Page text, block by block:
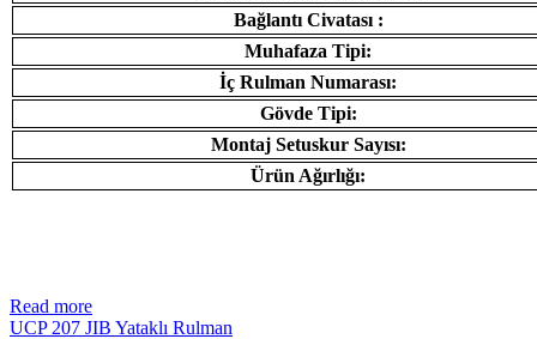
Bağlantı Civatası :
Muhafaza Tipi:
İç Rulman Numarası:
Gövde Tipi:
Montaj Setuskur Sayısı:
Ürün Ağırlığı:
Read more
UCP 207 JIB Yataklı Rulman